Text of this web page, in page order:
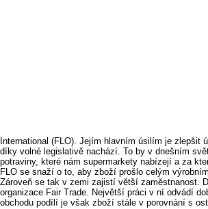
International (FLO). Jejím hlavním úsilím je zlepšit
díky volné legislativě nachází. To by v dnešním
potraviny, které nám supermarkety nabízejí a za
FLO se snaží o to, aby zboží prošlo celým
Zároveň se tak v zemi zajistí větší zaměstnanost.
organizace Fair Trade. Největší práci v ní odvádí
obchodu podílí je však zboží stále v porovnání s